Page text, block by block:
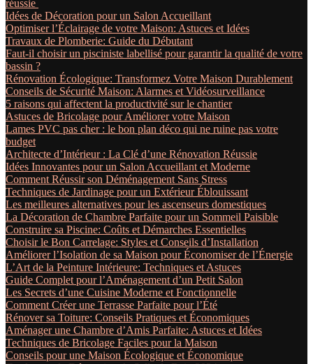
réussie
Idées de Décoration pour un Salon Accueillant
Optimiser l’Éclairage de votre Maison: Astuces et Idées
Travaux de Plomberie: Guide du Débutant
Faut-il choisir un pisciniste labellisé pour garantir la qualité de votre
bassin ?
Rénovation Écologique: Transformez Votre Maison Durablement
Conseils de Sécurité Maison: Alarmes et Vidéosurveillance
5 raisons qui affectent la productivité sur le chantier
Astuces de Bricolage pour Améliorer votre Maison
Lames PVC pas cher : le bon plan déco qui ne ruine pas votre
budget
Architecte d’Intérieur : La Clé d’une Rénovation Réussie
Idées Innovantes pour un Salon Accueillant et Moderne
Comment Réussir son Déménagement Sans Stress
Techniques de Jardinage pour un Extérieur Éblouissant
Les meilleures alternatives pour les ascenseurs domestiques
La Décoration de Chambre Parfaite pour un Sommeil Paisible
Construire sa Piscine: Coûts et Démarches Essentielles
Choisir le Bon Carrelage: Styles et Conseils d’Installation
Améliorer l’Isolation de sa Maison pour Économiser de l’Énergie
L’Art de la Peinture Intérieure: Techniques et Astuces
Guide Complet pour l’Aménagement d’un Petit Salon
Les Secrets d’une Cuisine Moderne et Fonctionnelle
Comment Créer une Terrasse Parfaite pour l’Été
Rénover sa Toiture: Conseils Pratiques et Économiques
Aménager une Chambre d’Amis Parfaite: Astuces et Idées
Techniques de Bricolage Faciles pour la Maison
Conseils pour une Maison Écologique et Économique